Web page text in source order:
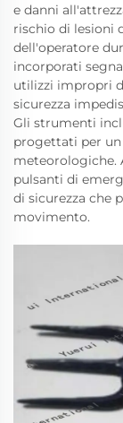
e danni
rischio di lesioni
dell'operatore
incorporati
utilizzi impropri
sicurezza
Gli strumenti
progettati per
meteorologiche.
pulsanti di
di sicurezza che
movimento.